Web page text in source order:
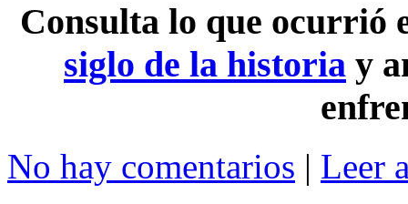
Consulta lo que ocurrió
siglo de la historia y
No hay comentarios | Leer